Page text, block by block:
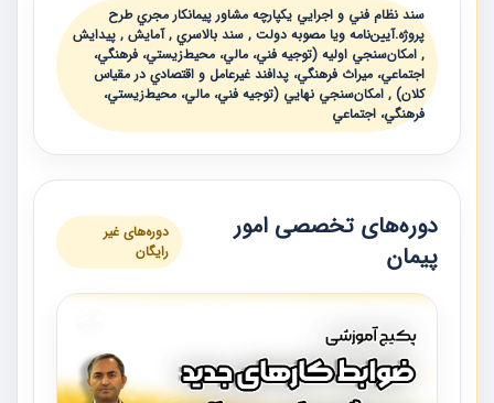
سند نظام فني و اجرايي يكپارچه مشاور پيمانكار مجري طرح
پروژه.آيين‌نامه ويا مصوبه دولت , سند بالاسري , آمايش , پيدايش
, امكان‌سنجي اوليه (توجيه فني، مالي، محيط‌زيستي، فرهنگي،
اجتماعي، ميراث فرهنگي، پدافند غيرعامل و اقتصادي در مقياس
كلان) , امكان‌سنجي نهايي (توجيه فني، مالي، محيط‌زيستي،
فرهنگي، اجتماعي
دوره‌های تخصصی امور
پیمان
دوره‌های غیر
رایگان